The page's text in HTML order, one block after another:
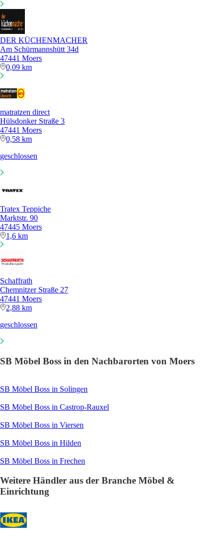
DER KÜCHENMACHER
Am Schürmannshütt 34d
47441 Moers
0,09 km
matratzen direct
Hülsdonker Straße 3
47441 Moers
0,58 km
geschlossen
Tratex Teppiche
Marktstr. 90
47445 Moers
1,6 km
Schaffrath
Chemnitzer Straße 27
47441 Moers
2,88 km
geschlossen
SB Möbel Boss in den Nachbarorten von Moers
SB Möbel Boss in Solingen
SB Möbel Boss in Castrop-Rauxel
SB Möbel Boss in Viersen
SB Möbel Boss in Hilden
SB Möbel Boss in Frechen
Weitere Händler aus der Branche Möbel &
Einrichtung